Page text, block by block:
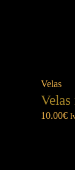
Velas
10.00€